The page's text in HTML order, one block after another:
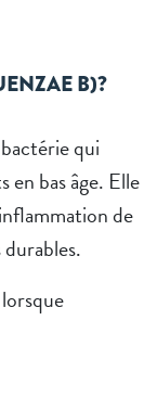
B)?
qui
bas âge. Elle
de